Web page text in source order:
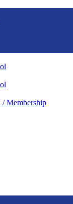
Membership